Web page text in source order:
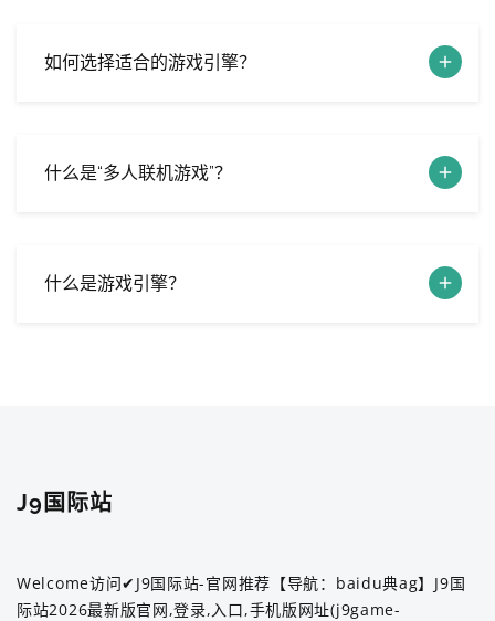
如何选择适合的游戏引擎？
什么是“多人联机游戏”？
什么是游戏引擎？
J9国际站
Welcome访问✔J9国际站-官网推荐【导航：baidu典ag】J9国
际站2026最新版官网,登录,入口,手机版网址(j9game-